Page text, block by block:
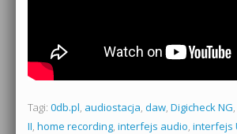
Tagi: 0db.pl, audiostacja, daw, Digicheck NG,
II, home recording, interfejs audio, interfejs